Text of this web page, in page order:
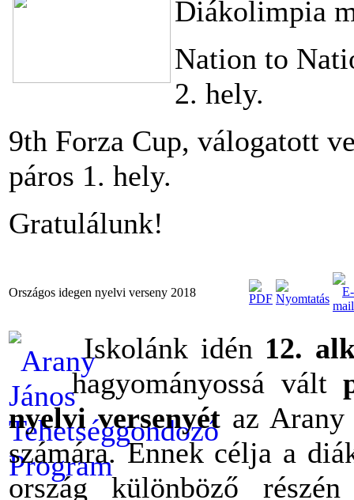
Diákolimpia
Nation to
2. hely.
9th Forza Cup, válogatott
páros 1. hely.
Gratulálunk!
Országos idegen nyelvi verseny 2018
Iskolánk idén 12.
hagyományossá vált
nyelvi versenyét az Arany
számára. Ennek célja a
ország különböző